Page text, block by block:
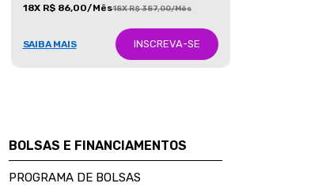
18X R$ 86,00/Mês18X R$ 387,00/Mês
SAIBA MAIS INSCREVA-SE
BOLSAS E FINANCIAMENTOS
PROGRAMA DE BOLSAS